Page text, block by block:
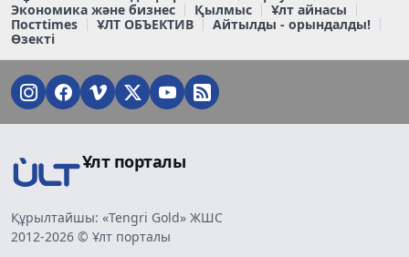
Экономика және бизнес
Қылмыс
Ұлт айнасы
Постtimes
ҰЛТ ОБЪЕКТИВ
Айтылды - орындалды!
Өзекті
Ұлт порталы
Құрылтайшы: «Tengri Gold» ЖШС
2012-2026 © Ұлт порталы